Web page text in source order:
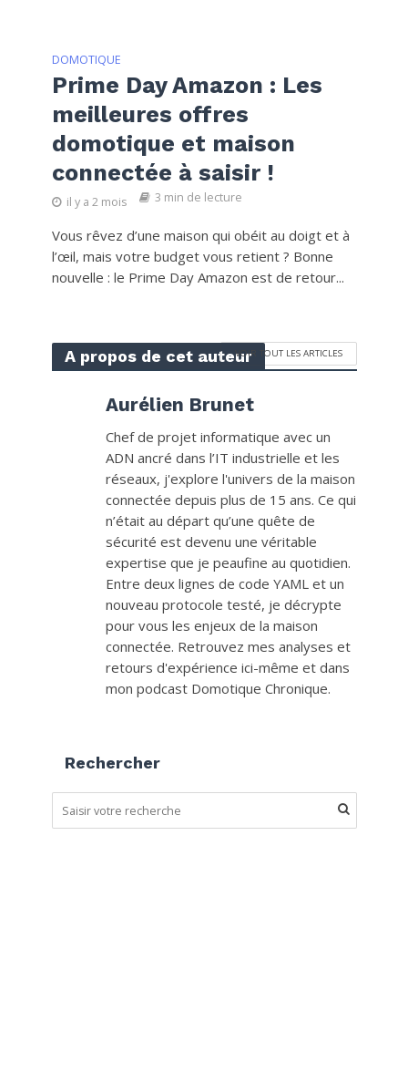
DOMOTIQUE
Prime Day Amazon : Les
meilleures offres
domotique et maison
connectée à saisir !
il y a 2 mois 3 min de lecture
Vous rêvez d’une maison qui obéit au doigt et à
l’œil, mais votre budget vous retient ? Bonne
nouvelle : le Prime Day Amazon est de retour...
A propos de cet auteurVOIR TOUT LES ARTICLES
Aurélien Brunet
Chef de projet informatique avec un
ADN ancré dans l’IT industrielle et les
réseaux, j'explore l'univers de la maison
connectée depuis plus de 15 ans. Ce qui
n’était au départ qu’une quête de
sécurité est devenu une véritable
expertise que je peaufine au quotidien.
Entre deux lignes de code YAML et un
nouveau protocole testé, je décrypte
pour vous les enjeux de la maison
connectée. Retrouvez mes analyses et
retours d'expérience ici-même et dans
mon podcast Domotique Chronique.
Rechercher